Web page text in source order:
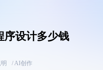
序设计多少钱